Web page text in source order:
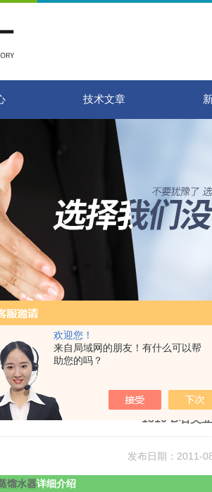
欢迎您！
来自局域网的朋友！有什么可以帮
助您的吗？
技术文章
首页> 技术文章 > 1810-B石英亚沸蒸馏水器详
1810-B石英
发布日期：
馏水器详细介绍